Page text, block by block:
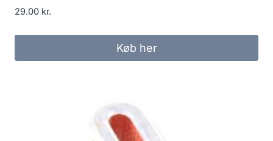
29.00 kr.
Køb her